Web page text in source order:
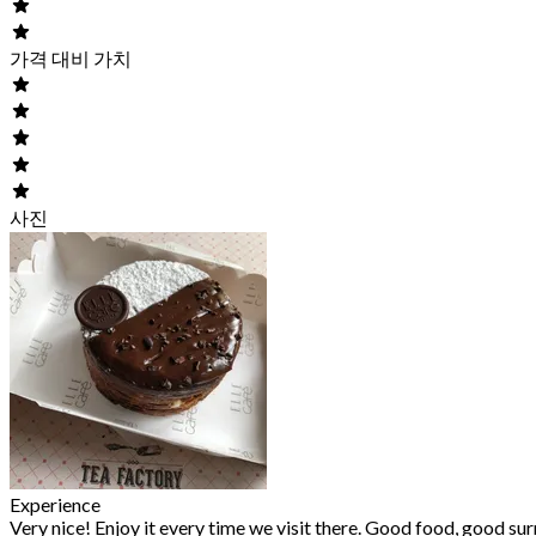
가격 대비 가치
사진
Experience
Very nice! Enjoy it every time we visit there. Good food, good